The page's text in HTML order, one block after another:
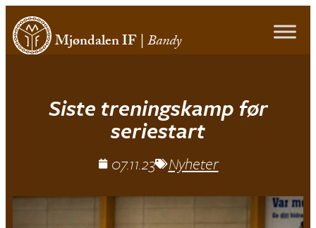
Mjøndalen IF|Bandy
Siste treningskamp før
seriestart
07.11.23 Nyheter